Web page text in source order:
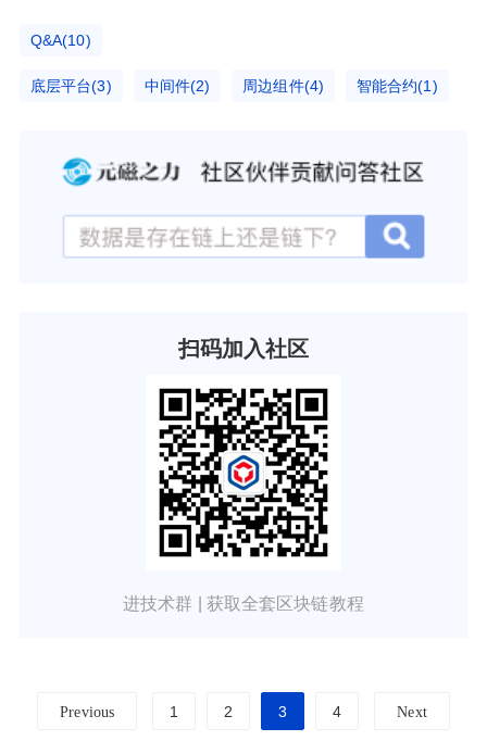
Q&A(10)
底层平台(3) 中间件(2) 周边组件(4) 智能合约(1)
扫码加入社区
进技术群 | 获取全套区块链教程
Previous 1 2 3 4 Next